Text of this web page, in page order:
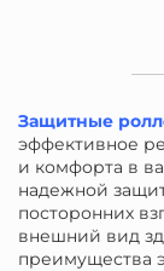
Защитные
эффективное
и комфорта в
надежной
посторонних
внешний вид
преимущества